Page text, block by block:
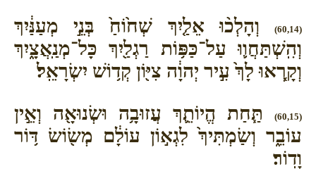
(60,14)
וְהָלְכ֨וּ אֵלַ֤יִךְ שְׁח֙וֹחַ֙ בְּנֵ֣י מְעַנַּ֔יִךְ
וְהִֽשְׁתַּחֲו֛וּ עַל־כַּפּ֥וֹת רַגְלַ֖יִךְ כָּל־מְנַֽאֲצָ֑יִךְ
וְקָ֤רְאוּ לָךְ֙ עִ֣יר יְהוָ֔ה צִיּ֖וֹן קְד֥וֹשׁ יִשְׂרָאֵֽל׃
(60,15)
תַּ֧חַת הֱיוֹתֵ֛ךְ עֲזוּבָ֥ה וּשְׂנוּאָ֖ה וְאֵ֣ין
עוֹבֵ֑ר וְשַׂמְתִּיךְ֙ לִגְא֣וֹן עוֹלָ֔ם מְשׂ֖וֹשׂ דּ֥וֹר
וָדֽוֹר׃